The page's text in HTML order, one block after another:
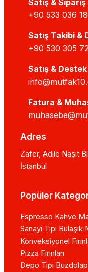
Satış & Sipariş
+90 533 036
Satış Takibi &
+90 530 305
Satış & Destek
Fatura &
Adres
Zafer, Adile Naşit
İstanbul
Popüler
Espresso Kahve
Sanayi Tipi Bulaşık
Konveksiyonel
Pizza Fırınları
Depo Tipi